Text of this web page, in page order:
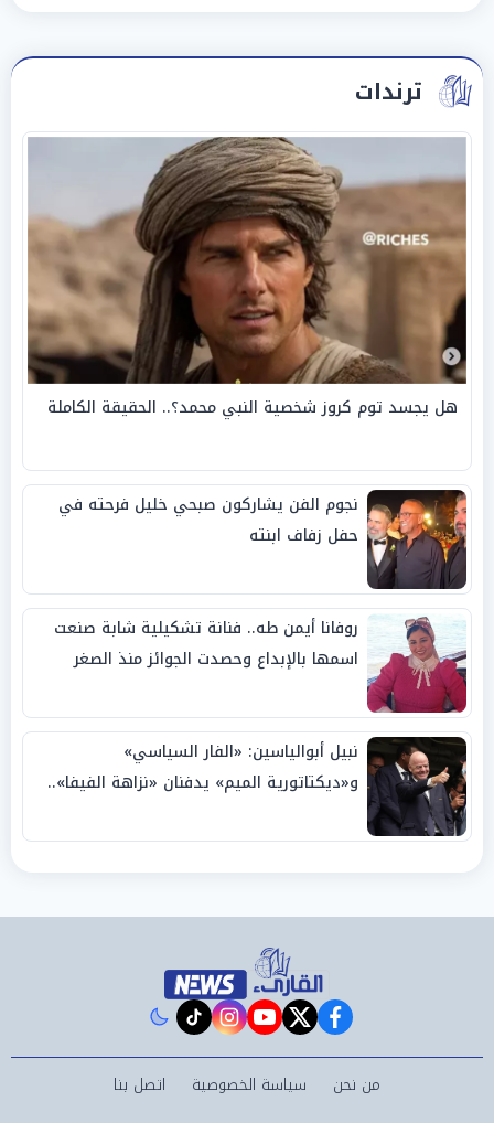
ترندات
هل يجسد توم كروز شخصية النبي محمد؟.. الحقيقة الكاملة
نجوم الفن يشاركون صبحي خليل فرحته في
حفل زفاف ابنته
روفانا أيمن طه.. فنانة تشكيلية شابة صنعت
اسمها بالإبداع وحصدت الجوائز منذ الصغر
نبيل أبوالياسين: «الفار السياسي»
و«ديكتاتورية الميم» يدفنان «نزاهة الفيفا»..
facebook
twitter
youtube
instagram
tiktok
من نحن سياسة الخصوصية اتصل بنا